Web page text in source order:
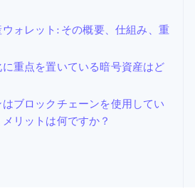
ォレット: その概要、仕組み、重
重点を置いている暗号資産はど
ブロックチェーンを使用してい
リットは何ですか？